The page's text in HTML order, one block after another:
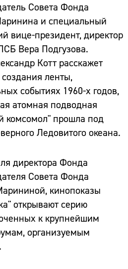
Совета Фонда
и специальный
вице-президент, директор
Вера Подгузова.
Котт расскажет
ленты,
событиях 1960-х годов,
атомная подводная
комсомол" прошла под
Ледовитого океана.
директора Фонда
Совета Фонда
кинопоказы
открывают серию
к крупнейшим
организуемым